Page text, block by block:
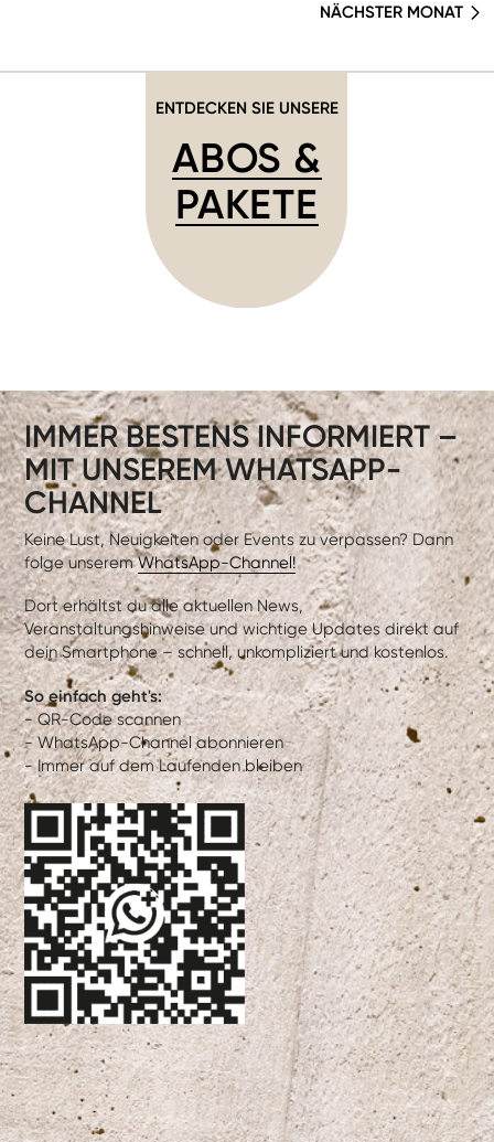
NÄCHSTER MONAT
ENTDECKEN SIE UNSERE
ABOS &
PAKETE
IMMER BESTENS INFORMIERT –
MIT UNSEREM WHATSAPP-
CHANNEL
Keine Lust, Neuigkeiten oder Events zu verpassen? Dann
folge unseremWhatsApp-Channel!
Dort erhältst du alle aktuellen News,
Veranstaltungshinweise und wichtige Updates direkt auf
dein Smartphone – schnell, unkompliziert und kostenlos.
So einfach geht's:
- QR-Code scannen
- WhatsApp-Channel abonnieren
- Immer auf dem Laufenden bleiben